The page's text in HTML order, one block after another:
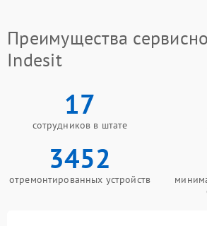
Преимущества
Indesit
17
сотрудников в штате
3452
отремонтированных устройств